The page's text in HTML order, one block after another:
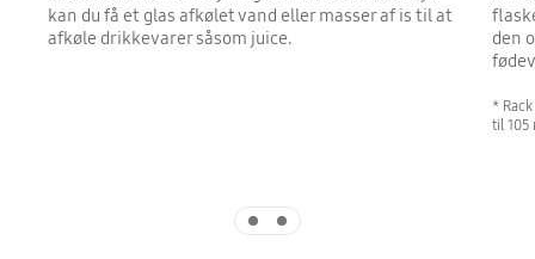
kan du få et glas afkølet vand eller masser af is til at
afkøle drikkevarer såsom juice.
den
*
til 105